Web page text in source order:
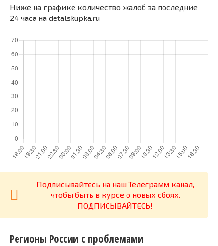
Ниже на графике количество жалоб за последние
24 часа на detalskupka.ru
Подписывайтесь на наш Телеграмм канал,
чтобы быть в курсе о новых сбоях.
ПОДПИСЫВАЙТЕСЬ!
Регионы России с проблемами